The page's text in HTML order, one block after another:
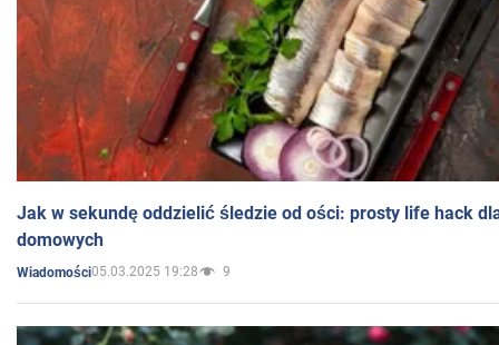
Jak w sekundę oddzielić śledzie od ości: prosty life hack
domowych
Wiadomości05.03.2025 19:28 9